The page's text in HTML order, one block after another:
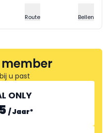
Route Bellen
u past
ONLY
/Jaar*